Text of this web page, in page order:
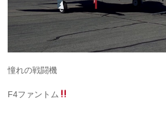
憧れの戦闘機
F4ファントム